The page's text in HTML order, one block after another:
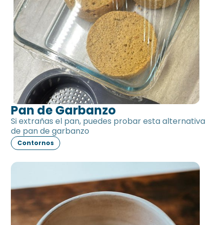
Pan de Garbanzo
Si extrañas el pan, puedes probar esta alternativa
de pan de garbanzo
Contornos
Salsa de tomate sin tomate